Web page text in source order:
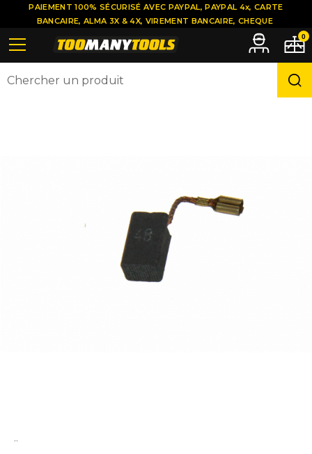
..
PAIEMENT 100% SÉCURISÉ AVEC PAYPAL, PAYPAL 4x, CARTE
BANCAIRE, ALMA 3X & 4X, VIREMENT BANCAIRE, CHEQUE
0